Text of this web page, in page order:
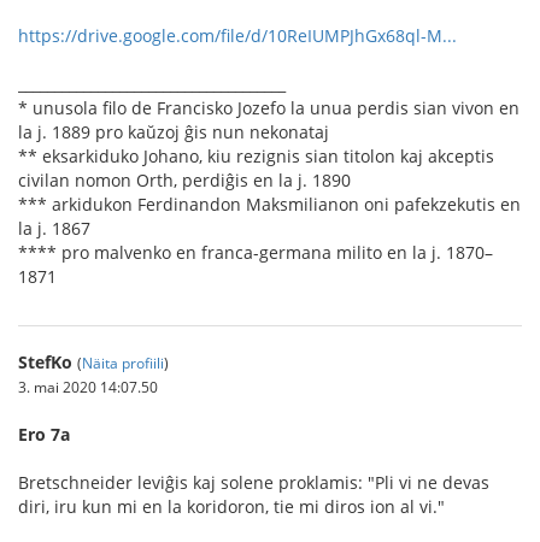
https://drive.google.com/file/d/10ReIUMPJhGx68ql-M...
* unusola ﬁlo de Francisko Jozefo la unua perdis sian vivon en
la j. 1889 pro kaŭzoj ĝis nun nekonataj
** eksarkiduko Johano, kiu rezignis sian titolon kaj akceptis
civilan nomon Orth, perdiĝis en la j. 1890
*** arkidukon Ferdinandon Maksmilianon oni pafekzekutis en
la j. 1867
**** pro malvenko en franca-germana milito en la j. 1870–
1871
StefKo (Näita profiili)
3. mai 2020 14:07.50
Ero 7a
Bretschneider leviĝis kaj solene proklamis: "Pli vi ne devas
diri, iru kun mi en la koridoron, tie mi diros ion al vi."